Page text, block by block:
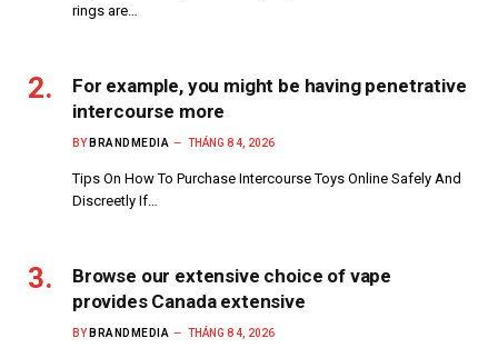
rings are…
For example, you might be having penetrative
intercourse more
BY BRANDMEDIA THÁNG 8 4, 2026
Tips On How To Purchase Intercourse Toys Online Safely And
Discreetly If…
Browse our extensive choice of vape
provides Canada extensive
BY BRANDMEDIA THÁNG 8 4, 2026